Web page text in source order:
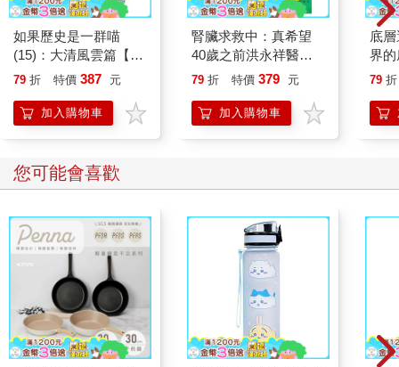
如果歷史是一群喵
(15)：大清風雲篇【萌
貓漫畫學歷史】
79 折 特價 387 元
加入購物車
腎臟求救中：真希望
40歲之前洪永祥醫師
就告訴我這些事
79 折 特價 379 元
加入購物車
底
界
79 折
您可能會喜歡